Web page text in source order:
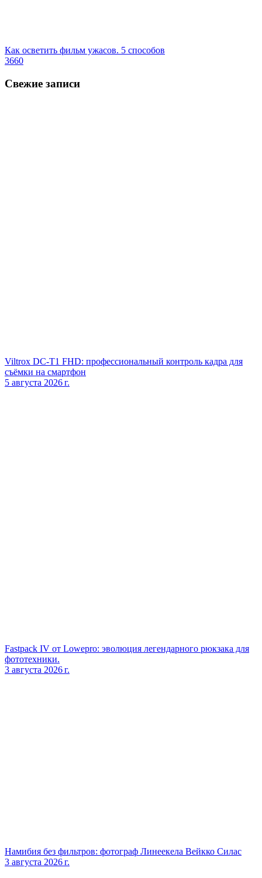
Как осветить фильм ужасов. 5 способов
3660
Свежие записи
Viltrox DC‑T1 FHD: профессиональный контроль кадра для
съёмки на смартфон
5 августа 2026 г.
Fastpack IV от Lowepro: эволюция легендарного рюкзака для
фототехники.
3 августа 2026 г.
Намибия без фильтров: фотограф Линеекела Вейкко Силас
3 августа 2026 г.